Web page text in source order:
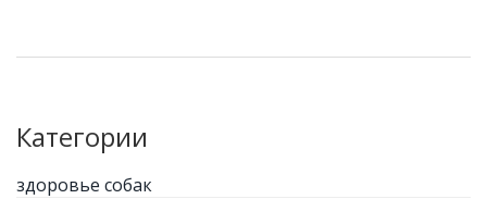
собакой. Важно знать, как обеспечить любимцу
Категории
здоровье собак